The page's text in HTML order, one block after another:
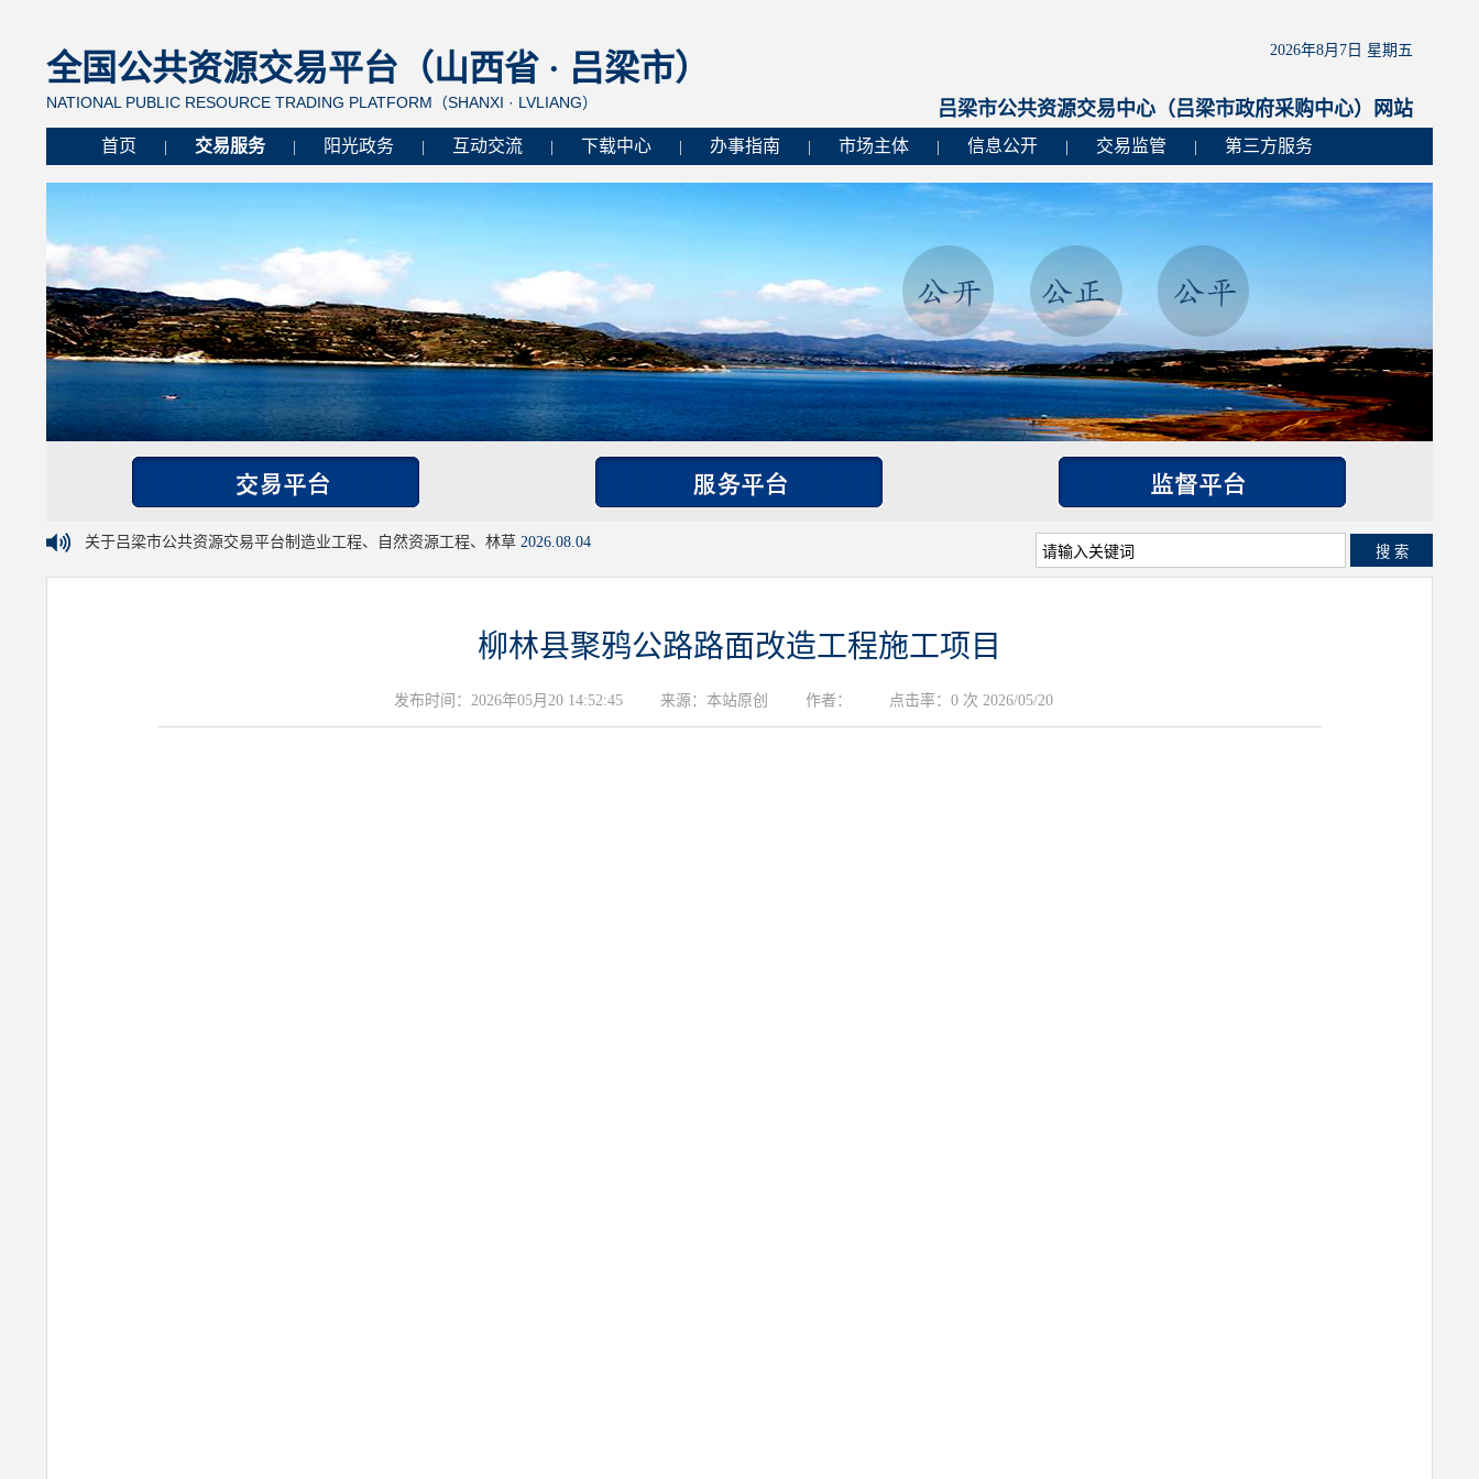
全国公共资源交易平台（山西省 · 吕梁市）
NATIONAL PUBLIC RESOURCE TRADING PLATFORM（SHANXI · LVLIANG）
2026年8月7日 星期五
吕梁市公共资源交易中心（吕梁市政府采购中心）网站
首页 交易服务 阳光政务 互动交流 下载中心 办事指南 市场主体 信息公开 交易监管 第三方服务
关于吕梁市公共资源交易平台制造业工程、自然资源工程、林草 2026.08.04
搜 索
柳林县聚鸦公路路面改造工程施工项目
发布时间：2026年05月20 14:52:45 来源：本站原创 作者： 点击率：0 次 2026/05/20